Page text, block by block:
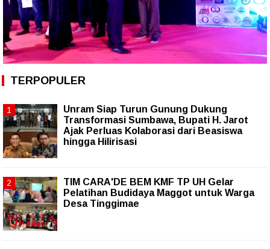
TERPOPULER
Unram Siap Turun Gunung Dukung
Transformasi Sumbawa, Bupati H. Jarot
Ajak Perluas Kolaborasi dari Beasiswa
hingga Hilirisasi
TIM CARA'DE BEM KMF TP UH Gelar
Pelatihan Budidaya Maggot untuk Warga
Desa Tinggimae